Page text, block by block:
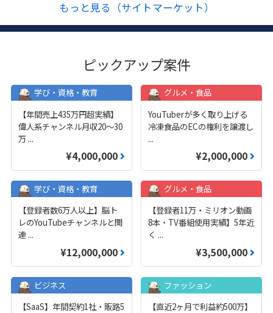
もっと見る（サイトマーケット）
ピックアップ案件
学び・資格・教育
【年間売上435万円超実績】
偉人系チャンネル月収20～30
万 ...
¥4,000,000
グルメ・食品
YouTuberが多く取り上げる
冷凍食品のECの権利を譲渡し
...
¥2,000,000
学び・資格・教育
【登録者数6万人以上】脳ト
レのYouTubeチャンネルと関
連 ...
¥12,000,000
グルメ・食品
【登録者11万・ミリオン動画
8本・TV番組使用実績】5年近
く ...
¥3,500,000
ビジネス
【SaaS】年間契約1社・販路5
ファッション
【直近2ヶ月で利益約500万】